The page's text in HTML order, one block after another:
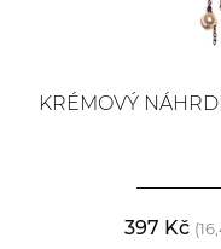
KRÉMOVÝ
397 Kč